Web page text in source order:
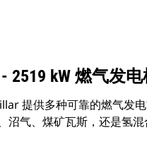
2519 kW 燃气发
提供多种可靠的燃气发
沼气、煤矿瓦斯，还是氢混